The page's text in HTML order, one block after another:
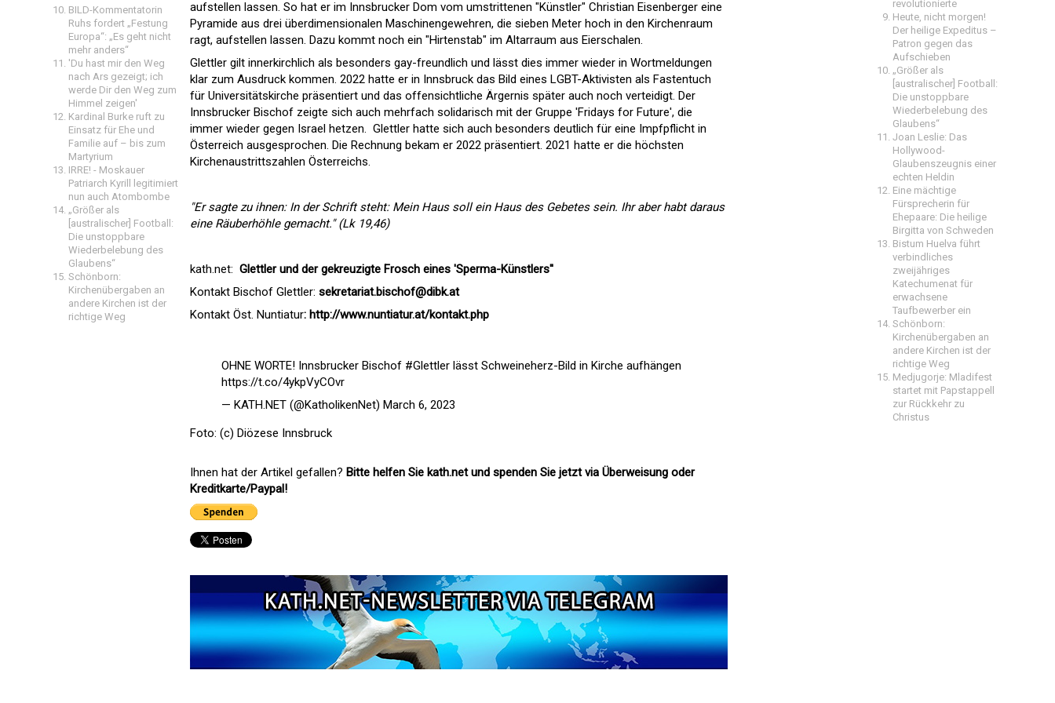
BILD-Kommentatorin
Ruhs fordert „Festung
Europa“: „Es geht nicht
mehr anders“
'Du hast mir den Weg
nach Ars gezeigt; ich
werde Dir den Weg zum
Himmel zeigen'
Kardinal Burke ruft zu
Einsatz für Ehe und
Familie auf – bis zum
Martyrium
IRRE! - Moskauer
Patriarch Kyrill legitimiert
nun auch Atombombe
„Größer als
[australischer] Football:
Die unstoppbare
Wiederbelebung des
Glaubens“
Schönborn:
Kirchenübergaben an
andere Kirchen ist der
richtige Weg
aufstellen lassen. So hat er im Innsbrucker Dom vom umstrittenen "Künstler" Christian Eisenberger eine
Pyramide aus drei überdimensionalen Maschinengewehren, die sieben Meter hoch in den Kirchenraum
ragt, aufstellen lassen. Dazu kommt noch ein "Hirtenstab" im Altarraum aus Eierschalen.
Glettler gilt innerkirchlich als besonders gay-freundlich und lässt dies immer wieder in Wortmeldungen
klar zum Ausdruck kommen. 2022 hatte er in Innsbruck das Bild eines LGBT-Aktivisten als Fastentuch
für Universitätskirche präsentiert und das offensichtliche Ärgernis später auch noch verteidigt. Der
Innsbrucker Bischof zeigte sich auch mehrfach solidarisch mit der Gruppe 'Fridays for Future', die
immer wieder gegen Israel hetzen. Glettler hatte sich auch besonders deutlich für eine Impfpflicht in
Österreich ausgesprochen. Die Rechnung bekam er 2022 präsentiert. 2021 hatte er die höchsten
Kirchenaustrittszahlen Österreichs.
"Er sagte zu ihnen: In der Schrift steht: Mein Haus soll ein Haus des Gebetes sein. Ihr aber habt daraus
eine Räuberhöhle gemacht." (Lk 19,46)
kath.net: Glettler und der gekreuzigte Frosch eines 'Sperma-Künstlers''
Kontakt Bischof Glettler: sekretariat.bischof@dibk.at
Kontakt Öst. Nuntiatur: http://www.nuntiatur.at/kontakt.php
OHNE WORTE! Innsbrucker Bischof #Glettler lässt Schweineherz-Bild in Kirche aufhängen
https://t.co/4ykpVyCOvr
— KATH.NET (@KatholikenNet) March 6, 2023
Foto: (c) Diözese Innsbruck
Ihnen hat der Artikel gefallen? Bitte helfen Sie kath.net und spenden Sie jetzt via Überweisung oder
Kreditkarte/Paypal!
revolutionierte
Heute, nicht morgen!
Der heilige Expeditus –
Patron gegen das
Aufschieben
„Größer als
[australischer] Football:
Die unstoppbare
Wiederbelebung des
Glaubens“
Joan Leslie: Das
Hollywood-
Glaubenszeugnis einer
echten Heldin
Eine mächtige
Fürsprecherin für
Ehepaare: Die heilige
Birgitta von Schweden
Bistum Huelva führt
verbindliches
zweijähriges
Katechumenat für
erwachsene
Taufbewerber ein
Schönborn:
Kirchenübergaben an
andere Kirchen ist der
richtige Weg
Medjugorje: Mladifest
startet mit Papstappell
zur Rückkehr zu
Christus